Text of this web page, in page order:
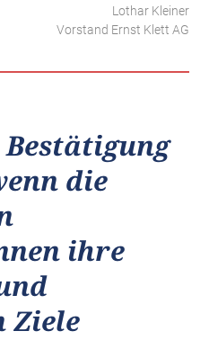
Lothar Kleiner
Vorstand Ernst Klett AG
Bestätigung
die
ihre
Ziele